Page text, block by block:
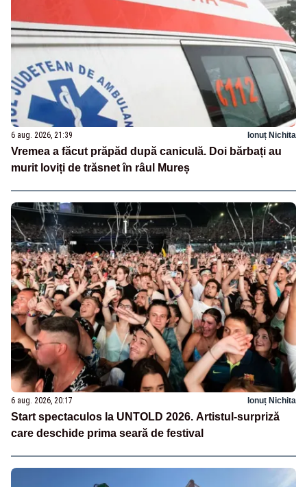
6 aug. 2026, 21:39 Ionuț Nichita
Vremea a făcut prăpăd după caniculă. Doi bărbați au
murit loviți de trăsnet în râul Mureș
6 aug. 2026, 20:17 Ionuț Nichita
Start spectaculos la UNTOLD 2026. Artistul-surpriză
care deschide prima seară de festival